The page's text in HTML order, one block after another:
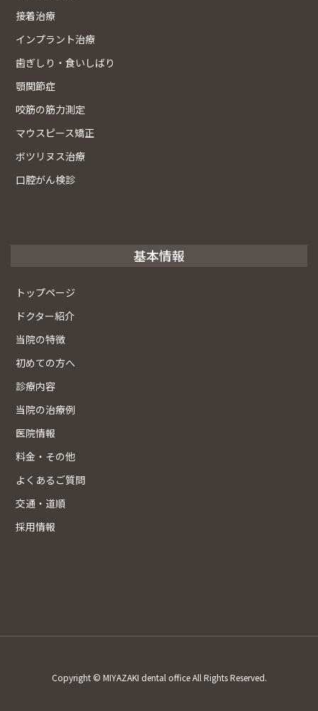
接着治療
インプラント治療
歯ぎしり・食いしばり
顎関節症
咬筋の筋力測定
マウスピース矯正
ボツリヌス治療
口腔がん検診
基本情報
トップページ
ドクター紹介
当院の特徴
初めての方へ
診療内容
当院の治療例
医院情報
料金・その他
よくあるご質問
交通・道順
採用情報
Copyright © MIYAZAKI dental office All Rights Reserved.